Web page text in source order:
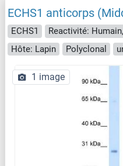
ECHS1 anticorps
ECHS1 Reactivité:
Hôte: Lapin
Polyclonal
1 image